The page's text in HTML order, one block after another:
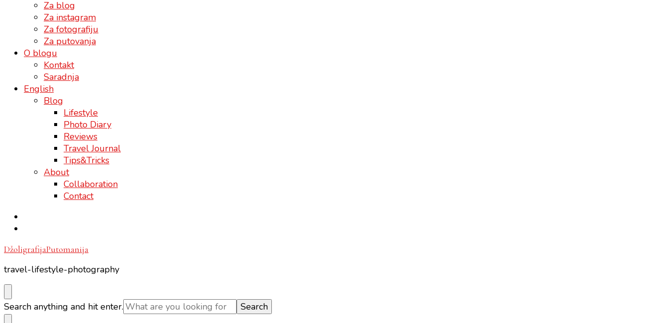
Za blog
Za instagram
Za fotografiju
Za putovanja
O blogu
Kontakt
Saradnja
English
Blog
Lifestyle
Photo Diary
Reviews
Travel Journal
Tips&Tricks
About
Collaboration
Contact
DžoligrafijaPutomanija
travel-lifestyle-photography
Looking
for
Search anything and hit enter.